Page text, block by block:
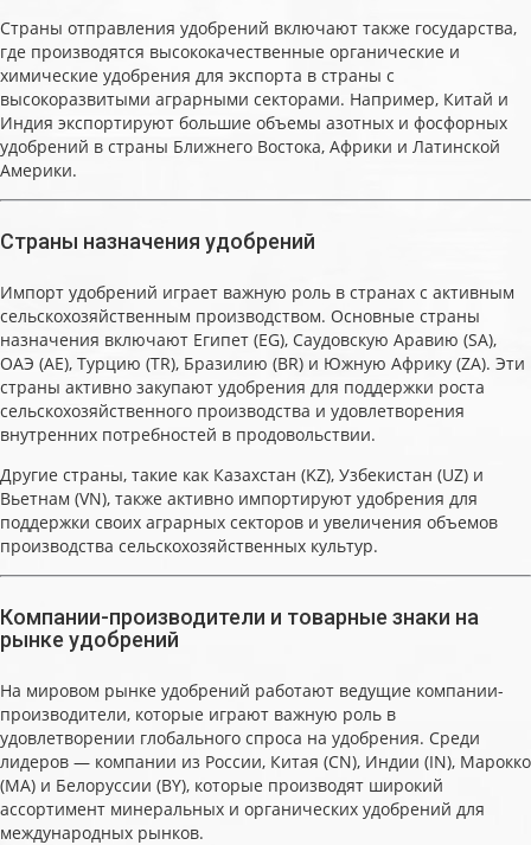
Страны отправления удобрений включают также государства,
где производятся высококачественные органические и
химические удобрения для экспорта в страны с
высокоразвитыми аграрными секторами. Например, Китай и
Индия экспортируют большие объемы азотных и фосфорных
удобрений в страны Ближнего Востока, Африки и Латинской
Америки.
Страны назначения удобрений
Импорт удобрений играет важную роль в странах с активным
сельскохозяйственным производством. Основные страны
назначения включают Египет (EG), Саудовскую Аравию (SA),
ОАЭ (AE), Турцию (TR), Бразилию (BR) и Южную Африку (ZA). Эти
страны активно закупают удобрения для поддержки роста
сельскохозяйственного производства и удовлетворения
внутренних потребностей в продовольствии.
Другие страны, такие как Казахстан (KZ), Узбекистан (UZ) и
Вьетнам (VN), также активно импортируют удобрения для
поддержки своих аграрных секторов и увеличения объемов
производства сельскохозяйственных культур.
Компании-производители и товарные знаки на
рынке удобрений
На мировом рынке удобрений работают ведущие компании-
производители, которые играют важную роль в
удовлетворении глобального спроса на удобрения. Среди
лидеров — компании из России, Китая (CN), Индии (IN), Марокко
(MA) и Белоруссии (BY), которые производят широкий
ассортимент минеральных и органических удобрений для
международных рынков.